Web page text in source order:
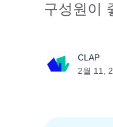
구성원이
CLAP
2월 11,